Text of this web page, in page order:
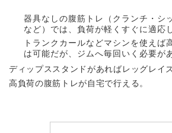
器具なしの腹筋トレ（クランチ・シ
など）では、負荷が軽くすぐに適応
トランクカールなどマシンを使えば
は可能だが、ジムへ毎回いく必要が
ディップススタンドがあればレッグレイ
高負荷の腹筋トレが自宅で行える。